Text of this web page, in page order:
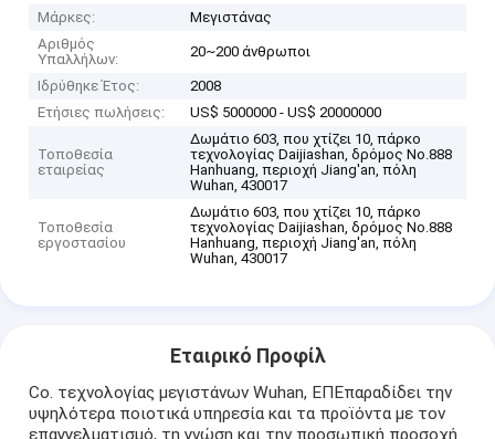
Μάρκες:
Μεγιστάνας
Αριθμός
Υπαλλήλων:
20~200 άνθρωποι
Ιδρύθηκε Έτος:
2008
Ετήσιες πωλήσεις:
US$ 5000000 - US$ 20000000
Τοποθεσία
εταιρείας
Δωμάτιο 603, που χτίζει 10, πάρκο
τεχνολογίας Daijiashan, δρόμος No.888
Hanhuang, περιοχή Jiang'an, πόλη
Wuhan, 430017
Τοποθεσία
εργοστασίου
Δωμάτιο 603, που χτίζει 10, πάρκο
τεχνολογίας Daijiashan, δρόμος No.888
Hanhuang, περιοχή Jiang'an, πόλη
Wuhan, 430017
Εταιρικό Προφίλ
Co. τεχνολογίας μεγιστάνων Wuhan, ΕΠΕπαραδίδει την
υψηλότερα ποιοτικά υπηρεσία και τα προϊόντα με τον
επαγγελματισμό, τη γνώση και την προσωπική προσοχή.